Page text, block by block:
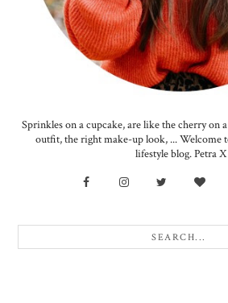
Sprinkles on a cupcake, are like the cherry on
outfit, the right make-up look, ... Welcome
lifestyle blog. Petra X